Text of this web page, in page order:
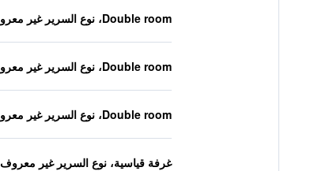
Double room، نوع السرير غير معروف
Double room، نوع السرير غير معروف
Double room، نوع السرير غير معروف
غرفة قياسية، نوع السرير غير معروف